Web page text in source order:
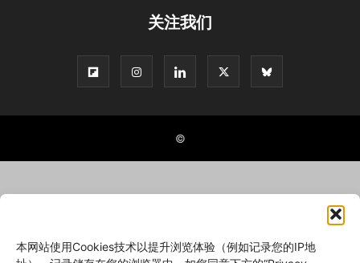
本网站使用Cookies技术以提升浏览体验（例如记录您的IP地
关注我们
©